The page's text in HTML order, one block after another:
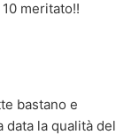
meritato!!
bastano e
data la qualità del